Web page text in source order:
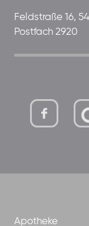
Feldstraße 16,
Postfach 2920
Apotheke